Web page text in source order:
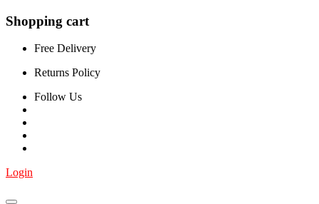
Shopping cart
Free Delivery
Returns Policy
Follow Us
Login